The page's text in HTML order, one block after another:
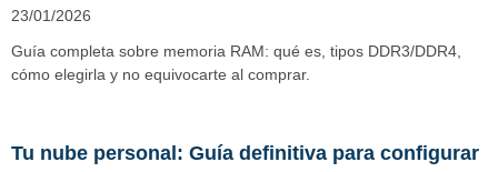
23/01/2026
Guía completa sobre memoria RAM: qué es, tipos DDR3/DDR4,
cómo elegirla y no equivocarte al comprar.
Tu nube personal: Guía definitiva para configurar